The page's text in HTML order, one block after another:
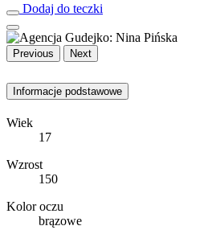
Dodaj do teczki
Previous Next
Informacje podstawowe
Wiek
17
Wzrost
150
Kolor oczu
brązowe